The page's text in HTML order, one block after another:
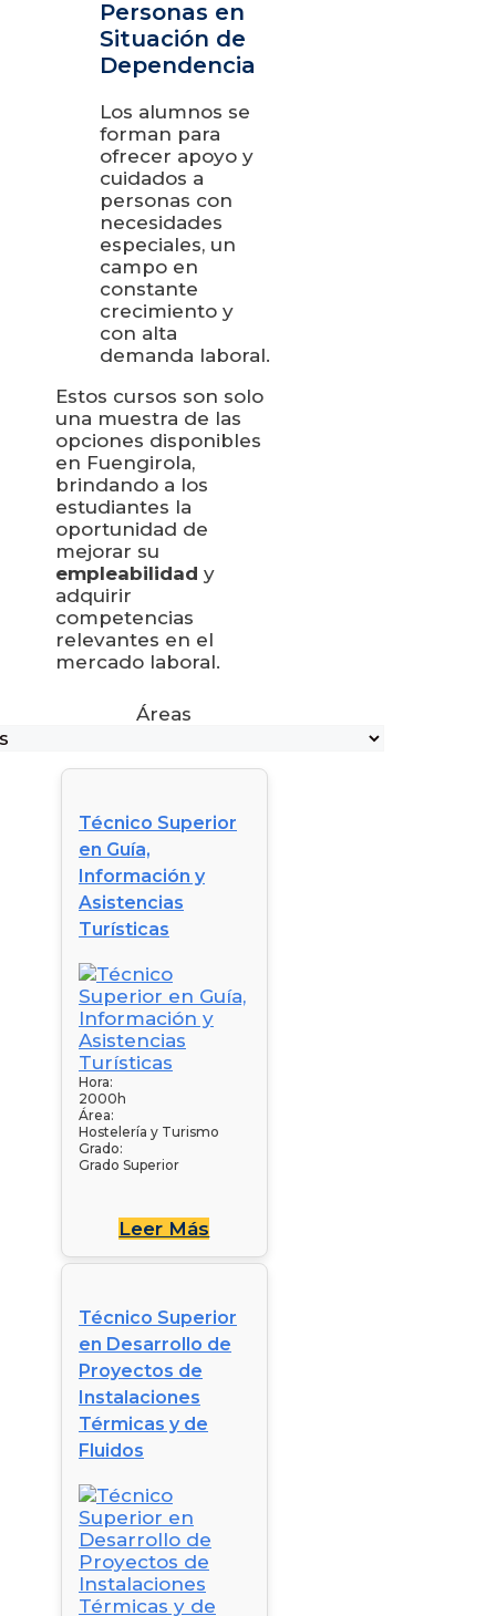
Personas en
Situación de
Dependencia
Los alumnos se
forman para
ofrecer apoyo y
cuidados a
personas con
necesidades
especiales, un
campo en
constante
crecimiento y
con alta
demanda laboral.
Estos cursos son solo
una muestra de las
opciones disponibles
en Fuengirola,
brindando a los
estudiantes la
oportunidad de
mejorar su
empleabilidad y
adquirir
competencias
relevantes en el
mercado laboral.
Áreas
Técnico Superior
en Guía,
Información y
Asistencias
Turísticas
Hora:
2000h
Área:
Hostelería y Turismo
Grado:
Grado Superior
Leer Más
Técnico Superior
en Desarrollo de
Proyectos de
Instalaciones
Térmicas y de
Fluidos